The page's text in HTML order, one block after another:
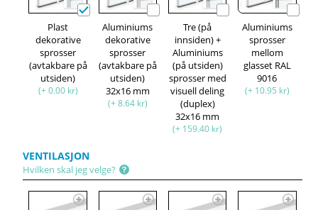
Plast
dekorative
sprosser
(avtakbare på
utsiden)
(+ 0.00 kr)
Aluminiums
dekorative
sprosser
(avtakbare på
utsiden)
32x16 mm
(+ 8.64 kr)
Tre (på
innsiden) +
Aluminiums
(på utsiden)
sprosser med
visuell deling
(duplex)
32x16 mm
(+ 159.40 kr)
Aluminiums
sprosser
mellom
glasset RAL
9016
(+ 10.95 kr)
VENTILASJON
Hvilken skal jeg velge?